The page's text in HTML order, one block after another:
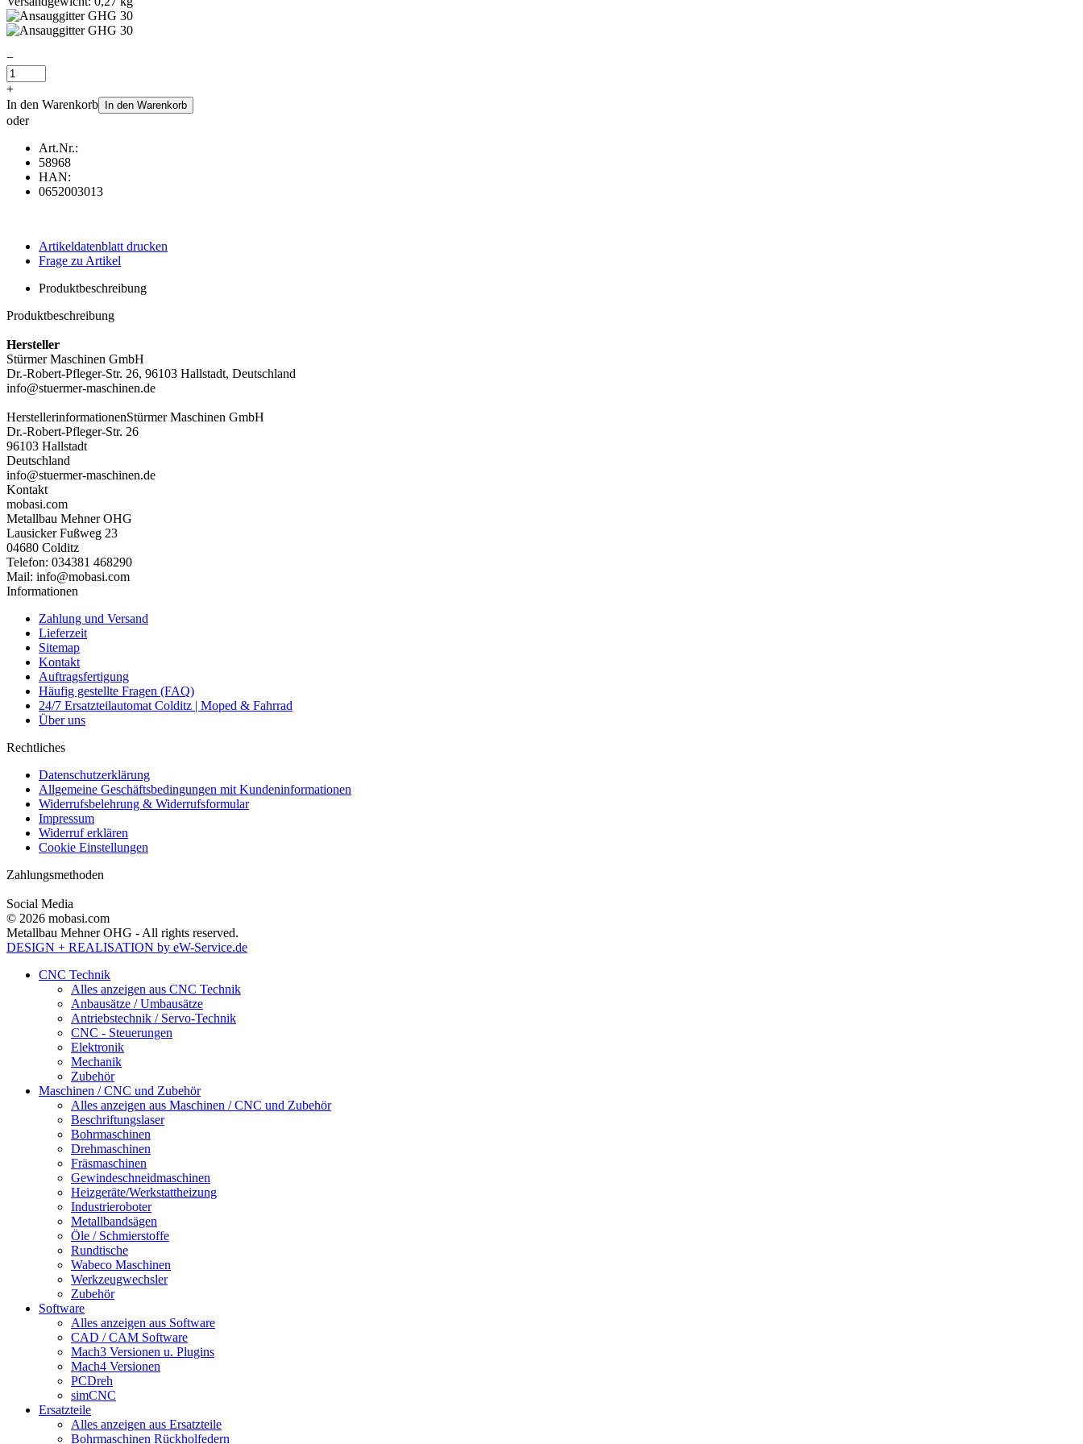
−
+
In den Warenkorb
In den Warenkorb
oder
Art.Nr.:
58968
HAN:
0652003013
Artikeldatenblatt drucken
Frage zu Artikel
Produktbeschreibung
Produktbeschreibung
Hersteller
Stürmer Maschinen GmbH
Dr.-Robert-Pfleger-Str. 26, 96103 Hallstadt, Deutschland
info@stuermer-maschinen.de
HerstellerinformationenStürmer Maschinen GmbH
Dr.-Robert-Pfleger-Str. 26
96103 Hallstadt
Deutschland
info@stuermer-maschinen.de
Kontakt
mobasi.com
Metallbau Mehner OHG
Lausicker Fußweg 23
04680 Colditz
Telefon: 034381 468290
Mail: info@mobasi.com
Informationen
Zahlung und Versand
Lieferzeit
Sitemap
Kontakt
Auftragsfertigung
Häufig gestellte Fragen (FAQ)
24/7 Ersatzteilautomat Colditz | Moped & Fahrrad
Über uns
Rechtliches
Datenschutzerklärung
Allgemeine Geschäftsbedingungen mit Kundeninformationen
Widerrufsbelehrung & Widerrufsformular
Impressum
Widerruf erklären
Cookie Einstellungen
Zahlungsmethoden
Social Media
© 2026 mobasi.com
Metallbau Mehner OHG - All rights reserved.
DESIGN + REALISATION by eW-Service.de
CNC Technik
Alles anzeigen aus CNC Technik
Anbausätze / Umbausätze
Antriebstechnik / Servo-Technik
CNC - Steuerungen
Elektronik
Mechanik
Zubehör
Maschinen / CNC und Zubehör
Alles anzeigen aus Maschinen / CNC und Zubehör
Beschriftungslaser
Bohrmaschinen
Drehmaschinen
Fräsmaschinen
Gewindeschneidmaschinen
Heizgeräte/Werkstattheizung
Industrieroboter
Metallbandsägen
Öle / Schmierstoffe
Rundtische
Wabeco Maschinen
Werkzeugwechsler
Zubehör
Software
Alles anzeigen aus Software
CAD / CAM Software
Mach3 Versionen u. Plugins
Mach4 Versionen
PCDreh
simCNC
Ersatzteile
Alles anzeigen aus Ersatzteile
Bohrmaschinen Rückholfedern